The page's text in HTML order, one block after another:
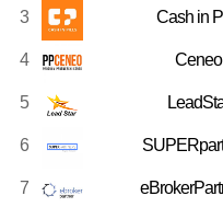
3 Cash in
4 Ceneo
5
6
7